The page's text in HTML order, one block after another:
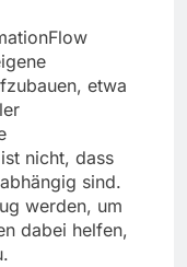
etwa
nicht, dass
sind.
werden, um
dabei helfen,